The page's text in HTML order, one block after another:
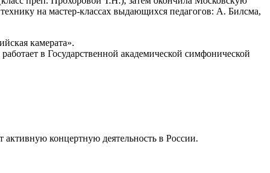
на мастер-классах выдающихся педагогов: А. Билсма,
камерата».
в Государственной академической симфонической
концертную деятельность в России.